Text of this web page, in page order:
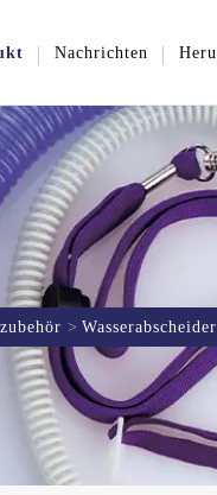
Nachrichten
Wasserabscheider